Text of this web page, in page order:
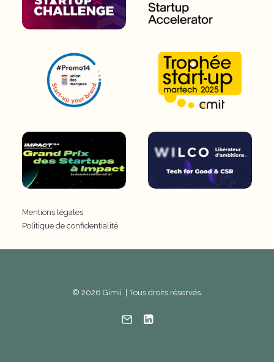
Mentions légales
Politique de confidentialité
© 2026 Gimii. | Tous droits réservés.